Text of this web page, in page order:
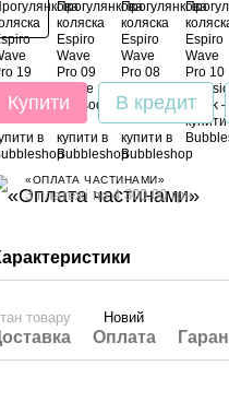
Купити В кредит
«ОПЛАТА ЧАСТИНАМИ»
3 платежі по 4 300.00 грн
товару Новий
Оплата